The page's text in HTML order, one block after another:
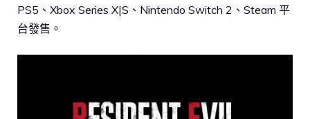
PS5、Xbox Series X|S、Nintendo Switch 2、Steam 平
台發售。